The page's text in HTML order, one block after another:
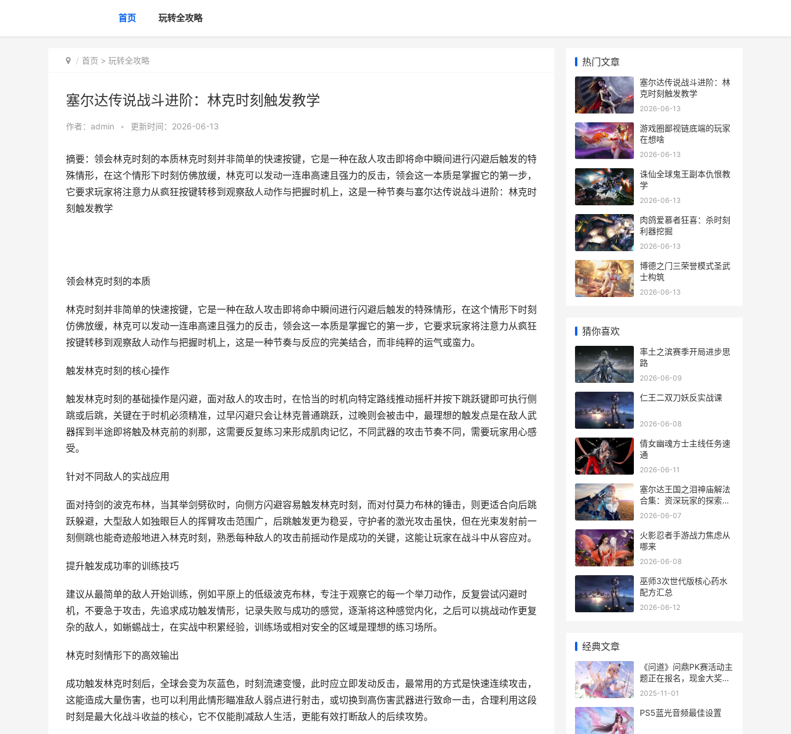
首页 玩转全攻略
首页 > 玩转全攻略
塞尔达传说战斗进阶：林克时刻触发教学
作者： admin • 更新时间：2026-06-13
摘要：领会林克时刻的本质林克时刻并非简单的快速按键，它是一种在敌人攻击即将命中瞬间进行闪避后触发的特
殊情形，在这个情形下时刻仿佛放缓，林克可以发动一连串高速且强力的反击，领会这一本质是掌握它的第一步，
它要求玩家将注意力从疯狂按键转移到观察敌人动作与把握时机上，这是一种节奏与塞尔达传说战斗进阶：林克时
刻触发教学
领会林克时刻的本质
林克时刻并非简单的快速按键，它是一种在敌人攻击即将命中瞬间进行闪避后触发的特殊情形，在这个情形下时刻
仿佛放缓，林克可以发动一连串高速且强力的反击，领会这一本质是掌握它的第一步，它要求玩家将注意力从疯狂
按键转移到观察敌人动作与把握时机上，这是一种节奏与反应的完美结合，而非纯粹的运气或蛮力。
触发林克时刻的核心操作
触发林克时刻的基础操作是闪避，面对敌人的攻击时，在恰当的时机向特定路线推动摇杆并按下跳跃键即可执行侧
跳或后跳，关键在于时机必须精准，过早闪避只会让林克普通跳跃，过晚则会被击中，最理想的触发点是在敌人武
器挥到半途即将触及林克前的刹那，这需要反复练习来形成肌肉记忆，不同武器的攻击节奏不同，需要玩家用心感
受。
针对不同敌人的实战应用
面对持剑的波克布林，当其举剑劈砍时，向侧方闪避容易触发林克时刻，而对付莫力布林的锤击，则更适合向后跳
跃躲避，大型敌人如独眼巨人的挥臂攻击范围广，后跳触发更为稳妥，守护者的激光攻击虽快，但在光束发射前一
刻侧跳也能奇迹般地进入林克时刻，熟悉每种敌人的攻击前摇动作是成功的关键，这能让玩家在战斗中从容应对。
提升触发成功率的训练技巧
建议从最简单的敌人开始训练，例如平原上的低级波克布林，专注于观察它的每一个举刀动作，反复尝试闪避时
机，不要急于攻击，先追求成功触发情形，记录失败与成功的感觉，逐渐将这种感觉内化，之后可以挑战动作更复
杂的敌人，如蜥蜴战士，在实战中积累经验，训练场或相对安全的区域是理想的练习场所。
林克时刻情形下的高效输出
成功触发林克时刻后，全球会变为灰蓝色，时刻流速变慢，此时应立即发动反击，最常用的方式是快速连续攻击，
这能造成大量伤害，也可以利用此情形瞄准敌人弱点进行射击，或切换到高伤害武器进行致命一击，合理利用这段
时刻是最大化战斗收益的核心，它不仅能削减敌人生活，更能有效打断敌人的后续攻势。
热门文章
塞尔达传说战斗进阶：林
克时刻触发教学
2026-06-13
游戏圈鄙视链底端的玩家
在想啥
2026-06-13
诛仙全球鬼王副本仇恨教
学
2026-06-13
肉鸽爱慕者狂喜：杀时刻
利器挖掘
2026-06-13
博德之门三荣誉模式圣武
士构筑
2026-06-13
猜你喜欢
率土之滨赛季开局进步思
路
2026-06-09
仁王二双刀妖反实战课
2026-06-08
倩女幽魂方士主线任务速
通
2026-06-11
塞尔达王国之泪神庙解法
合集：资深玩家的探索手
记
2026-06-07
火影忍者手游战力焦虑从
哪来
2026-06-08
巫师3次世代版核心药水
配方汇总
2026-06-12
经典文章
《问道》问鼎PK赛活动主
题正在报名，现金大奖等
你来拿！ 问道最新pk视
2025-11-01
PS5蓝光音频最佳设置